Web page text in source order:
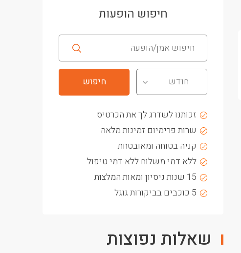
חיפוש הופעות
חודש
זכותנו לשדרג לך את הכרטיס
שרות פרימיום זמינות מלאה
קניה בטוחה ומאובטחת
ללא דמי משלוח ללא דמי טיפול
15 שנות ניסיון ומאות המלצות
5 כוכבים בביקורות גוגל
שאלות נפוצות